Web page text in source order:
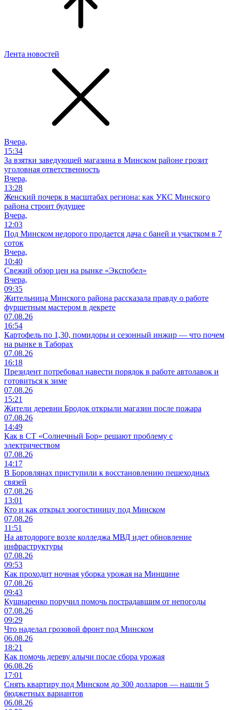
Лента новостей
Вчера,
15:34
За взятки заведующей магазина в Минском районе грозит
уголовная ответственность
Вчера,
13:28
Женский почерк в масштабах региона: как УКС Минского
района строит будущее
Вчера,
12:03
Под Минском недорого продается дача с баней и участком в 7
соток
Вчера,
10:40
Свежий обзор цен на рынке «Экспобел»
Вчера,
09:35
Жительница Минского района рассказала правду о работе
фуршетным мастером в декрете
07.08.26
16:54
Картофель по 1,30, помидоры и сезонный инжир — что почем
на рынке в Таборах
07.08.26
16:18
Президент потребовал навести порядок в работе автолавок и
готовиться к зиме
07.08.26
15:21
Жители деревни Бродок открыли магазин после пожара
07.08.26
14:49
Как в СТ «Солнечный Бор» решают проблему с
электричеством
07.08.26
14:17
В Боровлянах приступили к восстановлению пешеходных
связей
07.08.26
13:01
Кто и как открыл зоогостиницу под Минском
07.08.26
11:51
На автодороге возле колледжа МВД идет обновление
инфраструктуры
07.08.26
09:53
Как проходит ночная уборка урожая на Минщине
07.08.26
09:43
Кушнаренко поручил помочь пострадавшим от непогоды
07.08.26
09:29
Что наделал грозовой фронт под Минском
06.08.26
18:21
Как помочь дереву алычи после сбора урожая
06.08.26
17:01
Снять квартиру под Минском до 300 долларов — нашли 5
бюджетных вариантов
06.08.26